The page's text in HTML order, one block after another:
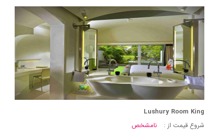
Lushury Room King
شروع قیمت از :
نامشخص